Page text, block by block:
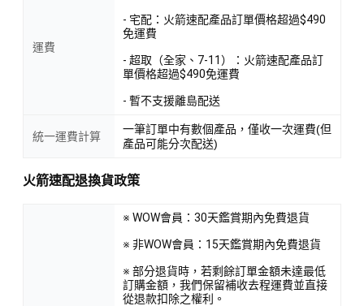
運費
- 宅配：火箭速配產品訂單價格超過$490
免運費
- 超取（全家、7-11）：火箭速配產品訂
單價格超過$490免運費
- 暫不支援離島配送
統一運費計算
一筆訂單中有數個產品，僅收一次運費(但
產品可能分次配送)
火箭速配退換貨政策
※ WOW會員：30天鑑賞期內免費退貨
※ 非WOW會員：15天鑑賞期內免費退貨
※ 部分退貨時，若剩餘訂單金額未達最低
訂購金額，我們保留補收去程運費並直接
從退款扣除之權利。